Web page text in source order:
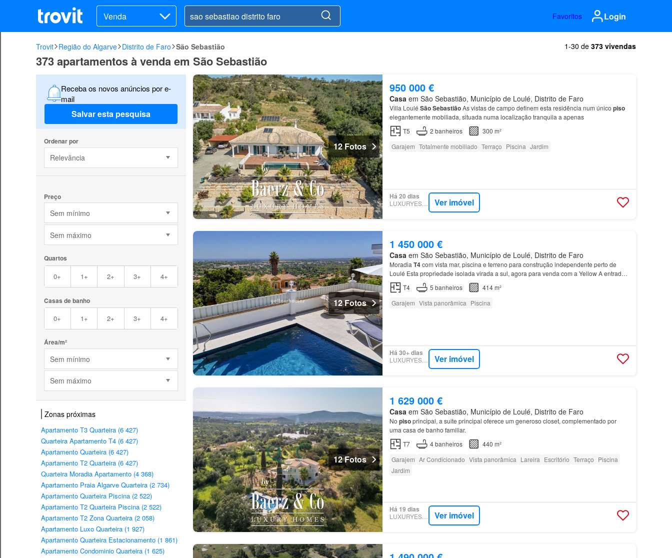
Venda Favoritos Login
Trovit Região do Algarve Distrito de Faro São Sebastião 1-30 de 373 vivendas
373 apartamentos à venda em São Sebastião
Receba os novos anúncios por e-
mail
Salvar esta pesquisa
Ordenar por
Relevância
Preço
Sem mínimo
Sem máximo
Quartos
0+ 1+ 2+ 3+ 4+
Casas de banho
0+ 1+ 2+ 3+ 4+
Área/m²
Sem mínimo
Sem máximo
Zonas próximas
Apartamento T3 Quarteira (6 427)
Quarteira Apartamento T4 (6 427)
Apartamento Quarteira (6 427)
Apartamento T2 Quarteira (6 427)
Quarteira Moradia Apartamento (4 368)
Apartamento Praia Algarve Quarteira (2 734)
Apartamento Quarteira Piscina (2 522)
Apartamento T2 Quarteira Piscina (2 522)
Apartamento T2 Zona Quarteira (2 058)
Apartamento Luxo Quarteira (1 927)
Apartamento Quarteira Estacionamento (1 861)
Apartamento Condominio Quarteira (1 625)
12 Fotos
950 000 €
Casaem São Sebastião, Município de Loulé, Distrito de Faro
Villa Loulé SãoSebastiãoAs vistas de campo definem esta residência num único piso
elegantemente mobiliada, situada numa localização tranquila a apenas
T5
2 banheiros
300 m²
Garajem Totalmente mobiliado Terraço Piscina Jardim
Há 20 dias
LUXURYESTATE Ver imóvel
12 Fotos
1 450 000 €
Casa em São Sebastião, Município de Loulé, Distrito de Faro
Moradia T4com vista mar, piscina e terreno para construção independente perto de
Loulé Esta propriedade isolada virada a sul, agora para venda com a Yellow A entrada
principal situa-se neste
, dando-lhe as boas-vindas po…
T4 5 banheiros
414 m²
Garajem Vista panorâmica Piscina
Há 30+ dias
LUXURYESTATE Ver imóvel
12 Fotos
1 629 000 €
Casa em São Sebastião, Município de Loulé, Distrito de Faro
No pisoprincipal, a suite principal oferece um generoso closet, complementado por
uma casa de banho familiar.
T7
4banheiros
440 m²
Garajem Ar Condicionado Vista panorâmica Lareira Escritório Terraço Piscina
Jardim
Há 19 dias
LUXURYESTATE Ver imóvel